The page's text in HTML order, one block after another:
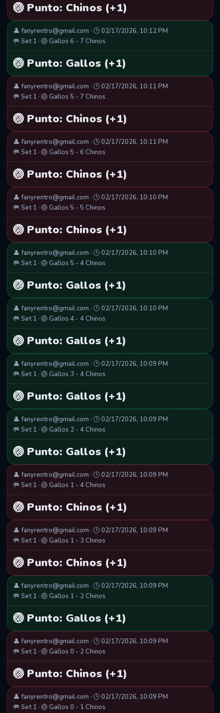
🏐 Punto: Chinos (+1)
👤 fanyrentro@gmail.com · 🕒 02/17/2026, 10:12 PM
🥅 Set 1 · 🏐 Gallos 6 - 7 Chinos
🏐 Punto: Gallos (+1)
👤 fanyrentro@gmail.com · 🕒 02/17/2026, 10:11 PM
🥅 Set 1 · 🏐 Gallos 5 - 7 Chinos
🏐 Punto: Chinos (+1)
👤 fanyrentro@gmail.com · 🕒 02/17/2026, 10:11 PM
🥅 Set 1 · 🏐 Gallos 5 - 6 Chinos
🏐 Punto: Chinos (+1)
👤 fanyrentro@gmail.com · 🕒 02/17/2026, 10:10 PM
🥅 Set 1 · 🏐 Gallos 5 - 5 Chinos
🏐 Punto: Chinos (+1)
👤 fanyrentro@gmail.com · 🕒 02/17/2026, 10:10 PM
🥅 Set 1 · 🏐 Gallos 5 - 4 Chinos
🏐 Punto: Gallos (+1)
👤 fanyrentro@gmail.com · 🕒 02/17/2026, 10:10 PM
🥅 Set 1 · 🏐 Gallos 4 - 4 Chinos
🏐 Punto: Gallos (+1)
👤 fanyrentro@gmail.com · 🕒 02/17/2026, 10:09 PM
🥅 Set 1 · 🏐 Gallos 3 - 4 Chinos
🏐 Punto: Gallos (+1)
👤 fanyrentro@gmail.com · 🕒 02/17/2026, 10:09 PM
🥅 Set 1 · 🏐 Gallos 2 - 4 Chinos
🏐 Punto: Gallos (+1)
👤 fanyrentro@gmail.com · 🕒 02/17/2026, 10:09 PM
🥅 Set 1 · 🏐 Gallos 1 - 4 Chinos
🏐 Punto: Chinos (+1)
👤 fanyrentro@gmail.com · 🕒 02/17/2026, 10:09 PM
🥅 Set 1 · 🏐 Gallos 1 - 3 Chinos
🏐 Punto: Chinos (+1)
👤 fanyrentro@gmail.com · 🕒 02/17/2026, 10:09 PM
🥅 Set 1 · 🏐 Gallos 1 - 2 Chinos
🏐 Punto: Gallos (+1)
👤 fanyrentro@gmail.com · 🕒 02/17/2026, 10:09 PM
🥅 Set 1 · 🏐 Gallos 0 - 2 Chinos
🏐 Punto: Chinos (+1)
👤 fanyrentro@gmail.com · 🕒 02/17/2026, 10:09 PM
🥅 Set 1 · 🏐 Gallos 0 - 1 Chinos